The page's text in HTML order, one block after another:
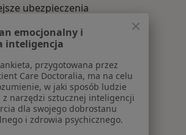
ubezpieczenia
w Łodzi
Zdrowie w Łodzi
Iduna w Łodzi
w Łodzi
w Łodzi
emocjonalny i
inteligencja
przygotowana przez
Care Doctoralia, ma na celu
w jaki sposób ludzie
z narzędzi sztucznej inteligencji
dla swojego dobrostanu
i zdrowia psychicznego.